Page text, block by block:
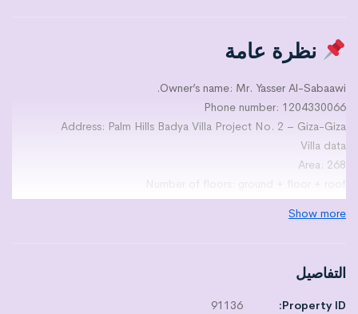
نظرة عامة
Owner’s name: Mr. Yasser Al-Sabaawi.
Phone number: 1204330066
Address: Palm Hills Badya Villa Project No. 2 – Giza-Giza
Villa data
Area: 268
Number of floors: ground + floor + roof
Number of rooms: not divided
Number of bathrooms: not divided
Number of terraces: undivided
Finishing level: NULL
Show more
التفاصيل
Property ID:
91136